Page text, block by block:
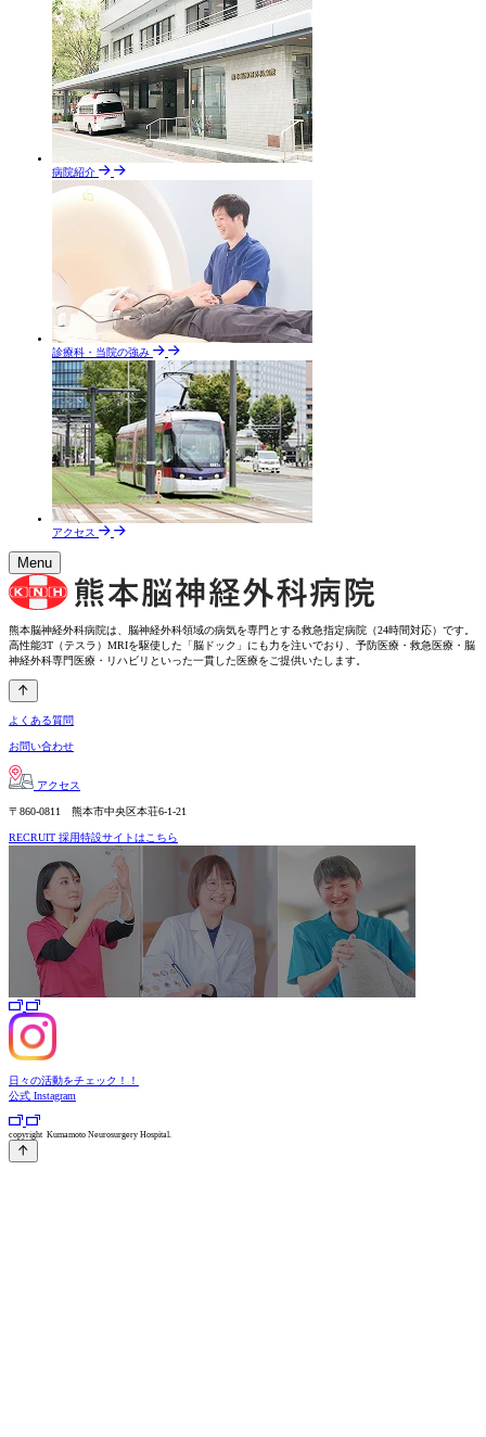
病院紹介
診療科・当院の強み
アクセス
Menu
熊本脳神経外科病院は、脳神経外科領域の病気を専門とする救急指定病院（24時間対応）です。
高性能3T（テスラ）MRIを駆使した「脳ドック」にも力を注いでおり、予防医療・救急医療・脳
神経外科専門医療・リハビリといった一貫した医療をご提供いたします。
よくある質問
お問い合わせ
アクセス
〒860-0811 熊本市中央区本荘6-1-21
RECRUIT 採用特設サイトはこちら
日々の活動をチェック！！
公式 Instagram
copyright Kumamoto Neurosurgery Hospital.